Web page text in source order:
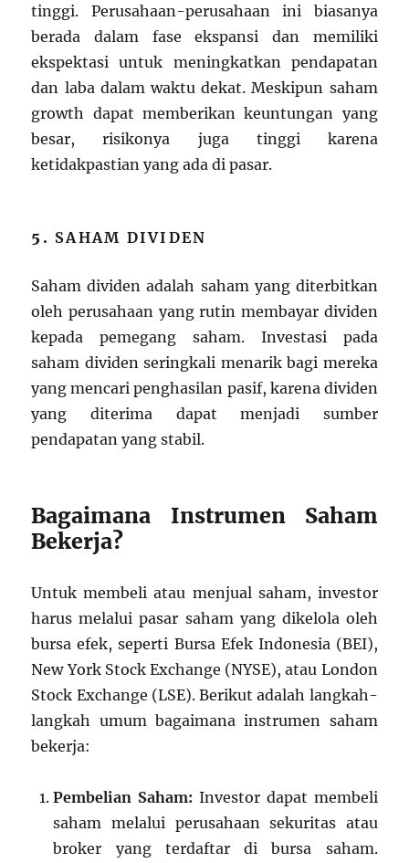
tinggi. Perusahaan-perusahaan ini biasanya
berada dalam fase ekspansi dan memiliki
ekspektasi untuk meningkatkan pendapatan
dan laba dalam waktu dekat. Meskipun saham
growth dapat memberikan keuntungan yang
besar, risikonya juga tinggi karena
ketidakpastian yang ada di pasar.
5. SAHAM DIVIDEN
Saham dividen adalah saham yang diterbitkan
oleh perusahaan yang rutin membayar dividen
kepada pemegang saham. Investasi pada
saham dividen seringkali menarik bagi mereka
yang mencari penghasilan pasif, karena dividen
yang diterima dapat menjadi sumber
pendapatan yang stabil.
Bagaimana Instrumen Saham
Bekerja?
Untuk membeli atau menjual saham, investor
harus melalui pasar saham yang dikelola oleh
bursa efek, seperti Bursa Efek Indonesia (BEI),
New York Stock Exchange (NYSE), atau London
Stock Exchange (LSE). Berikut adalah langkah-
langkah umum bagaimana instrumen saham
bekerja:
Pembelian Saham: Investor dapat membeli
saham melalui perusahaan sekuritas atau
broker yang terdaftar di bursa saham.